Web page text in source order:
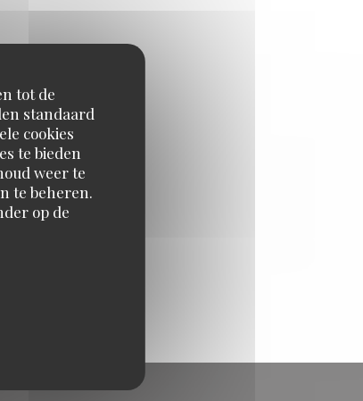
tot de
standaard
cookies
te bieden
weer te
te beheren.
op de